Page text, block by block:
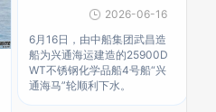
2026-06-16
6月16日，由中船集团武昌造
船为兴通海运建造的25900D
WT不锈钢化学品船4号船“兴
通海马”轮顺利下水。